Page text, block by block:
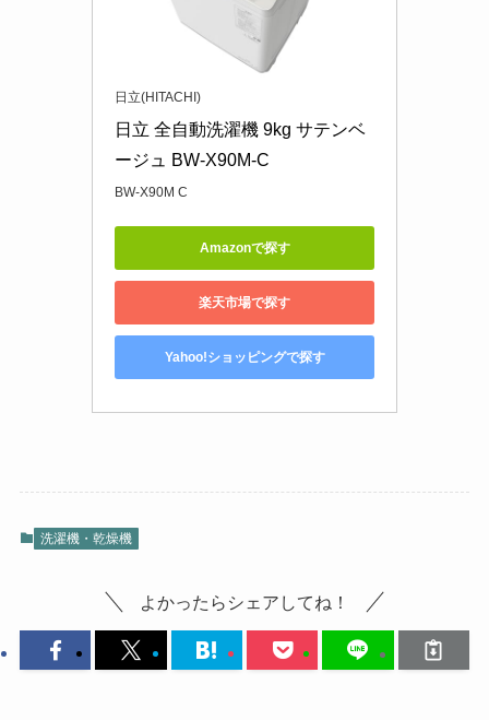
日立(HITACHI)
日立 全自動洗濯機 9kg サテンベ
ージュ BW-X90M-C
BW-X90M C
Amazonで探す
楽天市場で探す
Yahoo!ショッピングで探す
洗濯機・乾燥機
よかったらシェアしてね！